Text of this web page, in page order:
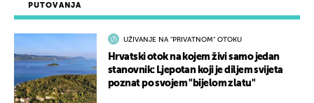
PUTOVANJA
UŽIVANJE NA "PRIVATNOM" OTOKU
Hrvatski otok na kojem živi samo jedan
stanovnik: Ljepotan koji je diljem svijeta
poznat po svojem "bijelom zlatu"